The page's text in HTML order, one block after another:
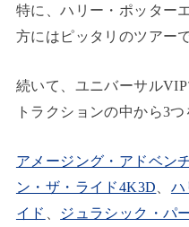
特に、ハリー・ポッター
方にはピッタリのツアー
続いて、ユニバーサル
トラクションの中から3
アメージング・アドベン
ン・ザ・ライド4K3D、 ハ
イド 、 ジュラシック・パ